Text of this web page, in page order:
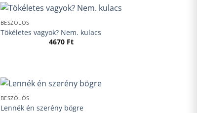
BESZÓLÓS
Tökéletes vagyok? Nem. kulacs
4670 Ft
BESZÓLÓS
Lennék én szerény bögre